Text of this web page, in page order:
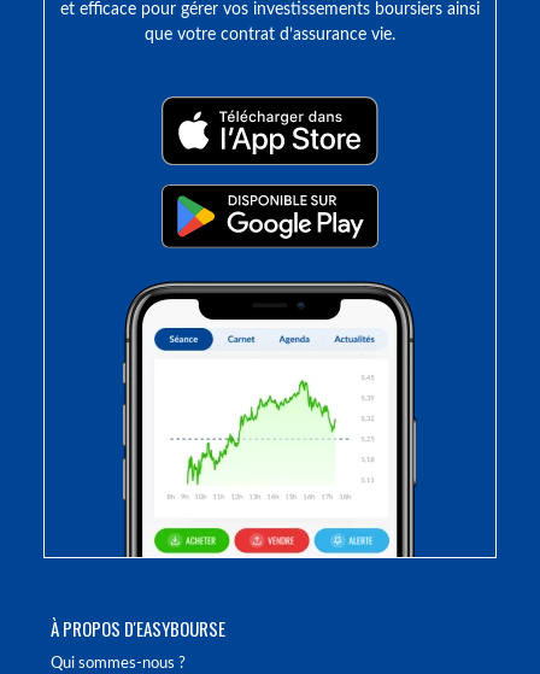
À PROPOS D'EASYBOURSE
Qui sommes-nous ?
et efficace pour gérer vos investissements boursiers ainsi
que votre contrat d’assurance vie.